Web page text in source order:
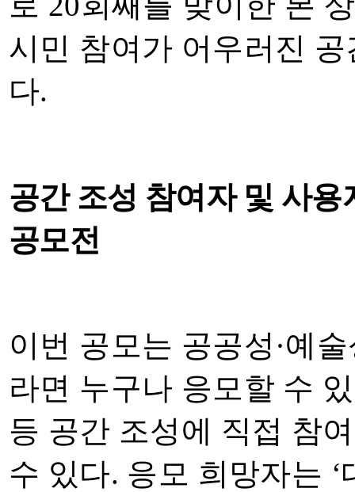
시민 참여가 어우러진
다.
공간 조성 참여자 및 사
공모전
이번 공모는 공공성 ·예
라면 누구나 응모할 수
등 공간 조성에 직접 참
수 있다. 응모 희망자는 ‘